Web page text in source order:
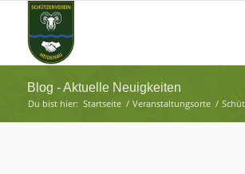
Blog - Aktuelle Neuigkeiten
Du bist hier: Startseite / Veranstaltungsorte /